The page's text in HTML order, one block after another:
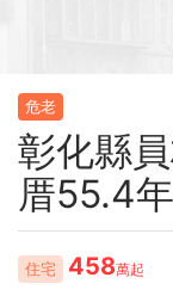
危老
彰化縣
厝55.4年
住宅 458萬起